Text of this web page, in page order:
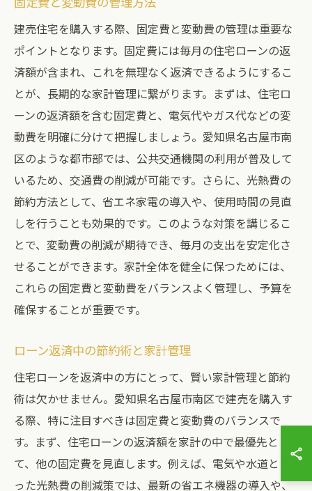
建売住宅を購入する際、固定費と変動費の管理は重要な
ポイントとなります。固定費には毎月の住宅ローンの返
済額が含まれ、これを無理なく返済できるようにするこ
とが、長期的な家計管理に繋がります。まずは、住宅ロ
ーンの返済額を含む固定費と、電気代やガス代などの変
動費を明確に分けて把握しましょう。愛知県名古屋市南
区のような都市部では、公共交通機関の利用が普及して
いるため、交通費の削減が可能です。さらに、光熱費の
節約方法として、省エネ家電の導入や、使用時間の見直
しを行うことも効果的です。このような対策を講じるこ
とで、変動費の削減が期待でき、毎月の支出を安定化さ
せることができます。家計全体を健全に保つためには、
これらの固定費と変動費をバランスよく管理し、予算を
確保することが重要です。
ローン返済中の節約術と家計管理
住宅ローンを返済中の方にとって、賢い家計管理と節約
術は欠かせません。愛知県名古屋市南区で建売を購入す
る際、特に注目すべきは固定費と変動費のバランスで
す。まず、住宅ローンの返済額を家計の中で最優先とし
て、他の固定費を見直します。例えば、電気や水道とい
った光熱費の削減策では、最新の省エネ機器の導入や、